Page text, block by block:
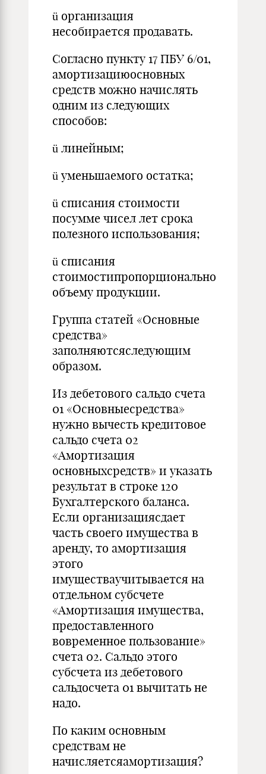
ü организация
несобирается продавать.
Согласно пункту 17 ПБУ 6/01,
амортизациюосновных
средств можно начислять
одним из следующих
способов:
ü линейным;
ü уменьшаемого остатка;
ü списания стоимости
посумме чисел лет срока
полезного использования;
ü списания
стоимостипропорционально
объему продукции.
Группа статей «Основные
средства»
заполняютсяследующим
образом.
Из дебетового сальдо счета
01 «Основныесредства»
нужно вычесть кредитовое
сальдо счета 02
«Амортизация
основныхсредств» и указать
результат в строке 120
Бухгалтерского баланса.
Если организациясдает
часть своего имущества в
аренду, то амортизация
этого
имуществаучитывается на
отдельном субсчете
«Амортизация имущества,
предоставленного
вовременное пользование»
счета 02. Сальдо этого
субсчета из дебетового
сальдосчета 01 вычитать не
надо.
По каким основным
средствам не
начисляетсяамортизация?